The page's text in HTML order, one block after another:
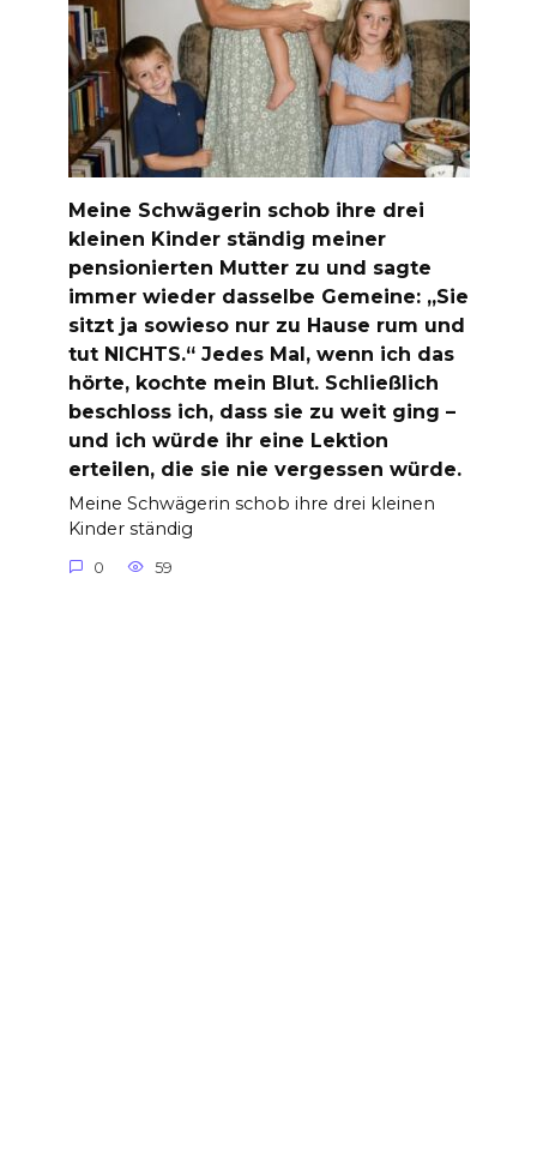
Meine Schwägerin schob ihre drei
kleinen Kinder ständig meiner
pensionierten Mutter zu und sagte
immer wieder dasselbe Gemeine: „Sie
sitzt ja sowieso nur zu Hause rum und
tut NICHTS.“ Jedes Mal, wenn ich das
hörte, kochte mein Blut. Schließlich
beschloss ich, dass sie zu weit ging –
und ich würde ihr eine Lektion
erteilen, die sie nie vergessen würde.
Meine Schwägerin schob ihre drei kleinen
Kinder ständig
0 59